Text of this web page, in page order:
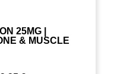
25MG |
& MUSCLE